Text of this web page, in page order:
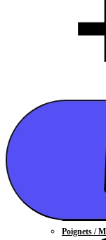
Poignets /